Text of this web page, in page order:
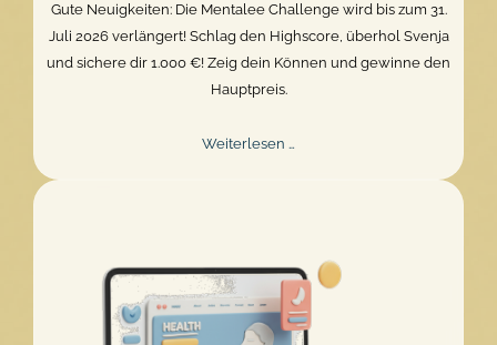
Gute Neuigkeiten: Die Mentalee Challenge wird bis zum 31.
Juli 2026 verlängert! Schlag den Highscore, überhol Svenja
und sichere dir 1.000 €! Zeig dein Können und gewinne den
Hauptpreis.
Weiterlesen …